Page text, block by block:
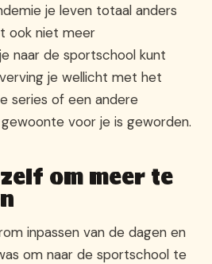
je leven totaal anders
ook niet meer
naar de sportschool kunt
je wellicht met het
series of een andere
voor je is geworden.
om meer te
inpassen van de dagen en
om naar de sportschool te